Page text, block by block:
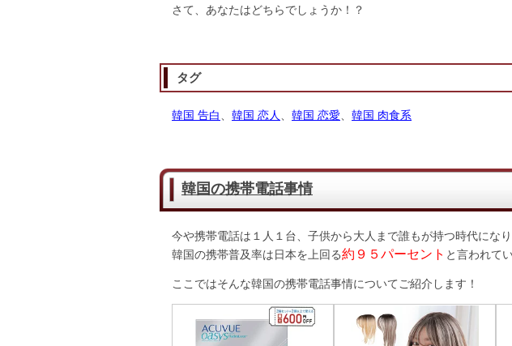
さて、あなたはどちらでしょうか！？
タグ
韓国 告白 韓国 恋人 韓国 恋愛 韓国 肉食系
韓国の携帯電話事情
今や携帯電話は１人１台、子供から大人まで誰もが持つ時代になり
韓国の携帯普及率は日本を上回る約９５パーセント と言われて
ここではそんな韓国の携帯電話事情についてご紹介します！